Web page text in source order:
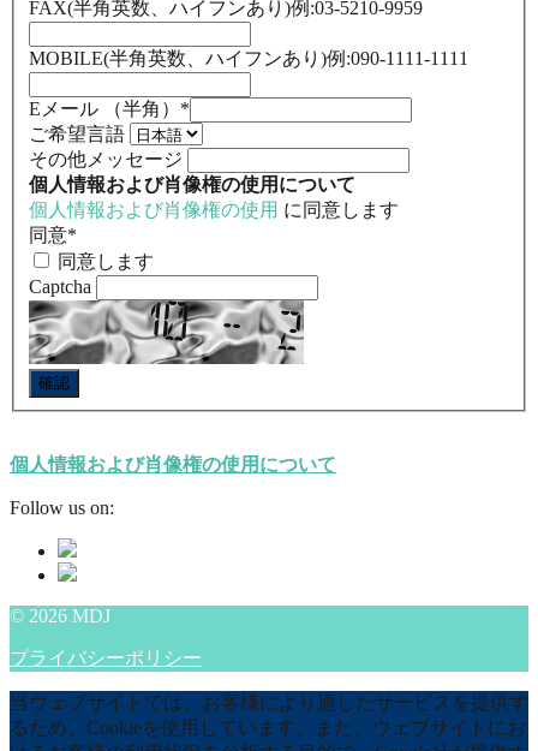
FAX(半角英数、ハイフンあり)例:03-5210-9959
MOBILE(半角英数、ハイフンあり)例:090-1111-1111
Eメール （半角） *
ご希望言語
その他メッセージ
個人情報および肖像権の使用について
個人情報および肖像権の使用 に同意します
同意*
同意します
Captcha
個人情報および肖像権の使用について
Follow us on:
© 2026 MDJ
プライバシーポリシー
当ウェブサイトでは、お客様により適したサービスを提供す
るため、Cookieを使用しています。また、ウェブサイトにお